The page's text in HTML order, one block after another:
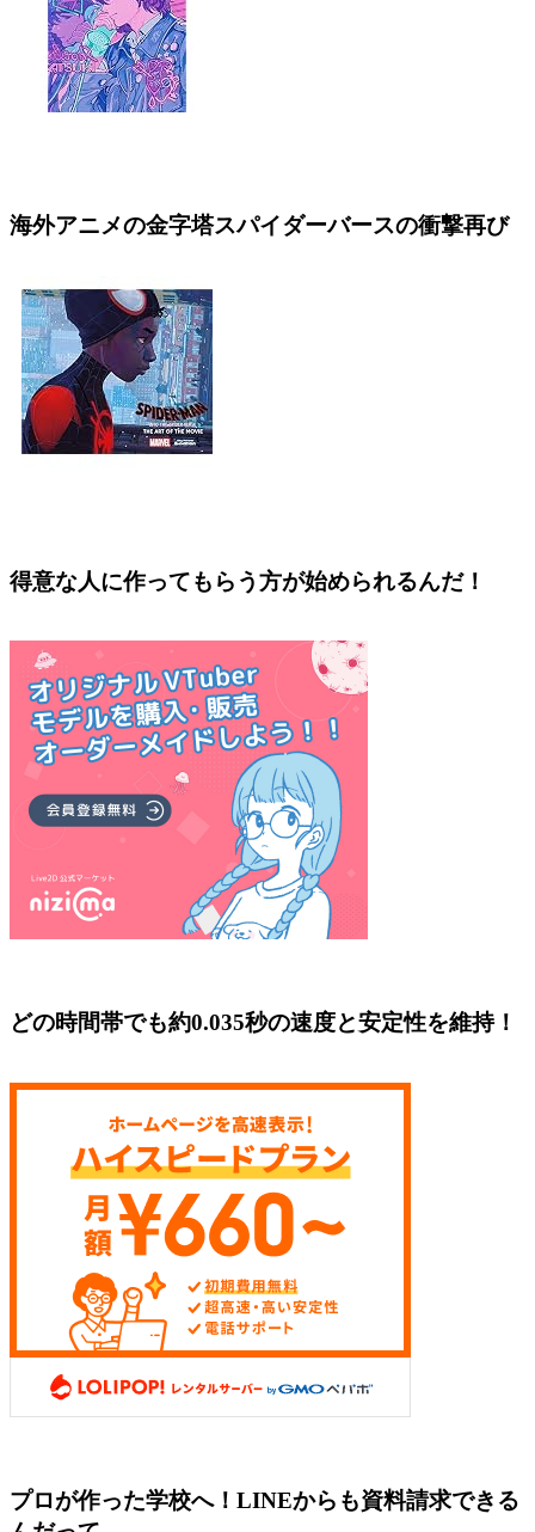
海外アニメの金字塔スパイダーバースの衝撃再び
得意な人に作ってもらう方が始められるんだ！
どの時間帯でも約0.035秒の速度と安定性を維持！
プロが作った学校へ！LINEからも資料請求できる